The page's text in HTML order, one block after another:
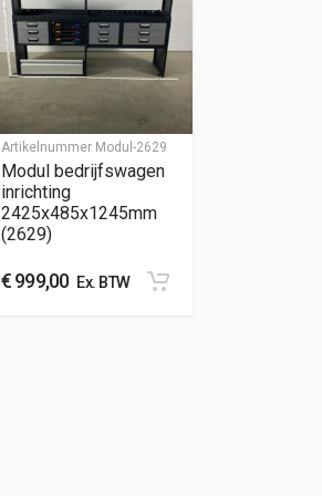
Artikelnummer Modul-2629
Modul bedrijfswagen
inrichting
2425x485x1245mm
(2629)
€999,00Ex. BTW